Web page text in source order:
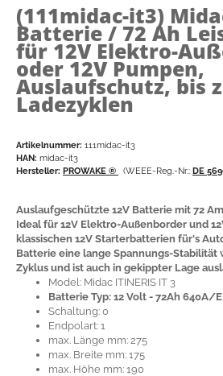
(111midac-it3)
Batterie / 72 Ah
für 12V Elektro-
oder 12V Pumpen,
Auslaufschutz, bis
Ladezyklen
Artikelnummer: 111midac-it3
HAN: midac-it3
Hersteller: PROWAKE ® (WEEE-Reg.-Nr.: DE
Auslaufgeschützte 12V Batterie mit 72
Ideal für 12V Elektro-Außenborder und
klassischen 12V Starterbatterien für's
Batterie eine lange Spannungs-Stabilität
Zyklus und ist auch in gekippter Lage
Model: Midac ITINERIS IT 3
Batterie Typ: 12 Volt - 72Ah 640A/
Schaltung: 0
Endpolart: 1
max. Länge mm: 275
max. Breite mm: 175
max. Höhe mm: 190